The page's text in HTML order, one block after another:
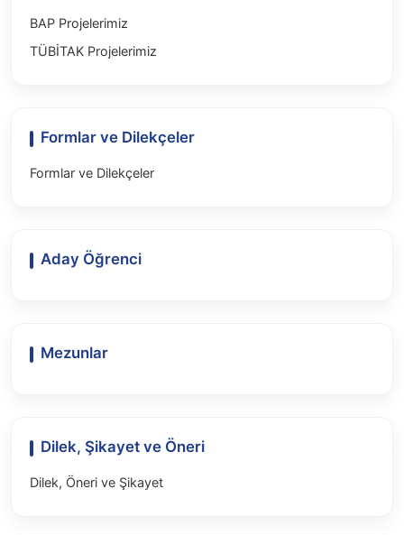
BAP Projelerimiz
TÜBİTAK Projelerimiz
Formlar ve Dilekçeler
Formlar ve Dilekçeler
Aday Öğrenci
Mezunlar
Dilek, Şikayet ve Öneri
Dilek, Öneri ve Şikayet